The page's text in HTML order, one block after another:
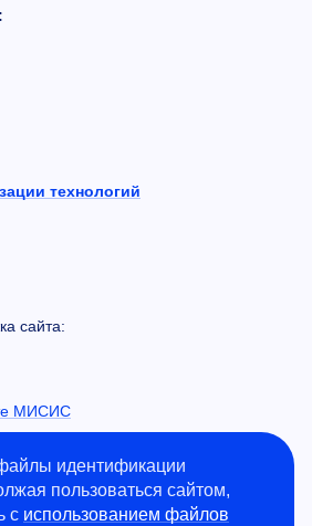
технологий
сайта:
МИСИС
идентификации
пользоваться сайтом,
с использованием файлов